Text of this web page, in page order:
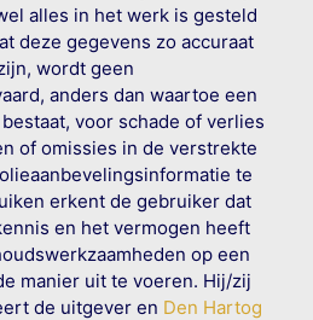
alles in het werk is gesteld
deze gegevens zo accuraat
wordt geen
anders dan waartoe een
voor schade of verlies
of omissies in de verstrekte
te
erkent de gebruiker dat
en het vermogen heeft
op een
manier uit te voeren. Hij/zij
de uitgever en Den Hartog